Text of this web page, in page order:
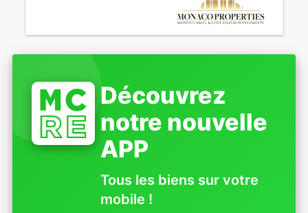
Découvrez
notre nouvelle
APP
Tous les biens sur votre
mobile !